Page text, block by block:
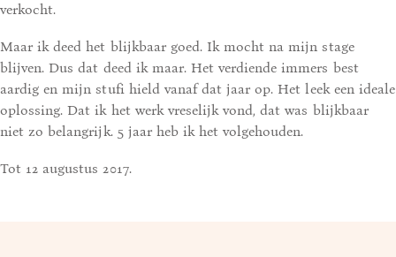
verkocht.
Maar ik deed het blijkbaar goed. Ik mocht na mijn stage
blijven. Dus dat deed ik maar. Het verdiende immers best
aardig en mijn stufi hield vanaf dat jaar op. Het leek een ideale
oplossing. Dat ik het werk vreselijk vond, dat was blijkbaar
niet zo belangrijk. 5 jaar heb ik het volgehouden.
Tot 12 augustus 2017.